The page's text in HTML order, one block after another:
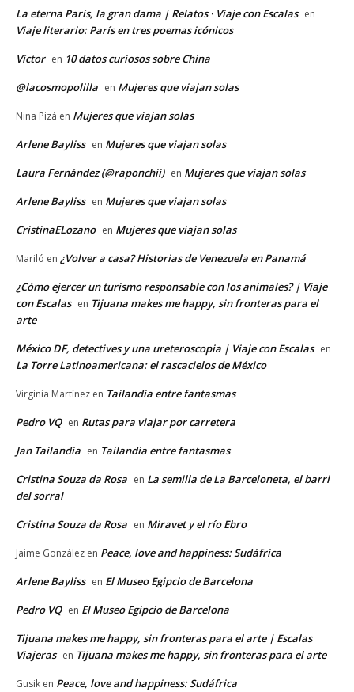
La eterna París, la gran dama | Relatos · Viaje con Escalas en
Viaje literario: París en tres poemas icónicos
Víctor en 10 datos curiosos sobre China
@lacosmopolilla en Mujeres que viajan solas
Nina Pizá en Mujeres que viajan solas
Arlene Bayliss en Mujeres que viajan solas
Laura Fernández (@raponchii) en Mujeres que viajan solas
Arlene Bayliss en Mujeres que viajan solas
CristinaELozano en Mujeres que viajan solas
Mariló en ¿Volver a casa? Historias de Venezuela en Panamá
¿Cómo ejercer un turismo responsable con los animales? | Viaje
con Escalas en Tijuana makes me happy, sin fronteras para el
arte
México DF, detectives y una ureteroscopia | Viaje con Escalas en
La Torre Latinoamericana: el rascacielos de México
Virginia Martínez en Tailandia entre fantasmas
Pedro VQ en Rutas para viajar por carretera
Jan Tailandia en Tailandia entre fantasmas
Cristina Souza da Rosa en La semilla de La Barceloneta, el barri
del sorral
Cristina Souza da Rosa en Miravet y el río Ebro
Jaime González en Peace, love and happiness: Sudáfrica
Arlene Bayliss en El Museo Egipcio de Barcelona
Pedro VQ en El Museo Egipcio de Barcelona
Tijuana makes me happy, sin fronteras para el arte | Escalas
Viajeras en Tijuana makes me happy, sin fronteras para el arte
Gusik en Peace, love and happiness: Sudáfrica